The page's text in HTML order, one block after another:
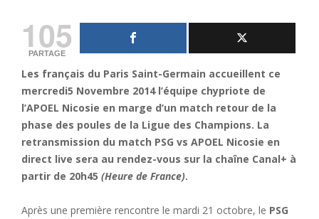
105
PARTAGE
Les français du Paris Saint-Germain accueillent ce
mercredi5 Novembre 2014 l’équipe chypriote de
l’APOEL Nicosie en marge d’un match retour de la
phase des poules de la Ligue des Champions. La
retransmission du match PSG vs APOEL Nicosie en
direct live sera au rendez-vous sur la chaîne Canal+ à
partir de 20h45 (Heure de France).
Après une première rencontre le mardi 21 octobre, le PSG